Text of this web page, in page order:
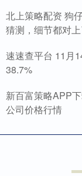
北上策略配资 狗
猜测，细节都对
速速查平台 11月
38.7%
新百富策略APP
公司价格行情